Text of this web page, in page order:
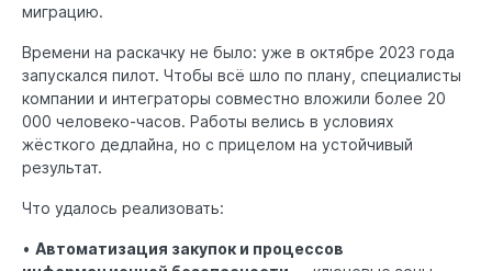
миграцию.
Времени на раскачку не было: уже в октябре 2023 года
запускался пилот. Чтобы всё шло по плану, специалисты
компании и интеграторы совместно вложили более 20
000 человеко-часов. Работы велись в условиях
жёсткого дедлайна, но с прицелом на устойчивый
результат.
Что удалось реализовать:
• Автоматизация закупок и процессов